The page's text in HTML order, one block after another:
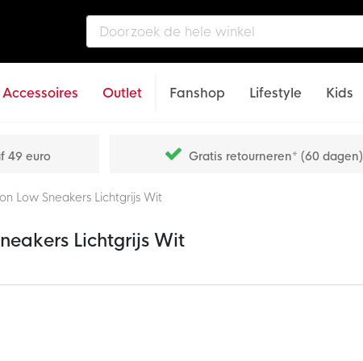
Accessoires Outlet Fanshop Lifestyle Kids
49 euro Gratis retourneren* (60 dagen)
Low Sneakers Lichtgrijs Wit
Lichtgrijs Wit